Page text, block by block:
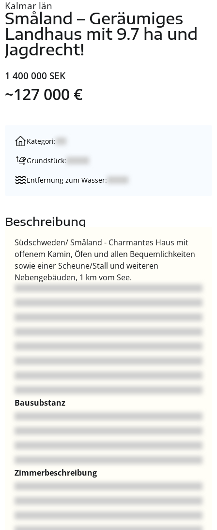
Kalmar län
Småland – Geräumiges
Landhaus mit 9.7 ha und
Jagdrecht!
1 400 000 SEK
~127 000 €
Kategori:
Grundstück:
Entfernung zum Wasser:
Beschreibung
Südschweden/ Småland - Charmantes Haus mit
offenem Kamin, Öfen und allen Bequemlichkeiten
sowie einer Scheune/Stall und weiteren
Nebengebäuden, 1 km vom See.
Bausubstanz
Zimmerbeschreibung